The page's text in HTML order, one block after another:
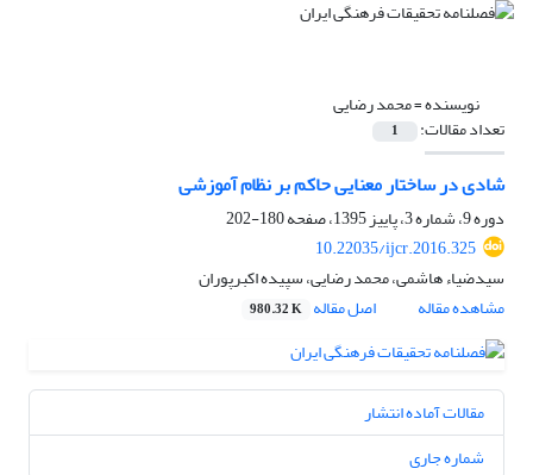
نویسنده =محمد رضایی
تعداد مقالات: 1
شادی در ساختار معنایی حاکم بر نظام آموزشی
دوره 9، شماره 3، پاییز 1395، صفحه
180-202
10.22035/ijcr.2016.325
سیدضیاء هاشمی، محمد رضایی، سپیده اکبرپوران
مشاهده مقاله
اصل مقاله 980.32 K
مقالات آماده انتشار
شماره جاری